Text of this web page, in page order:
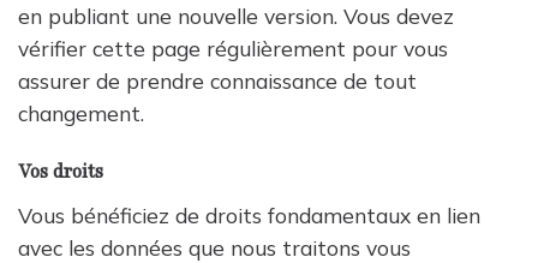
en publiant une nouvelle version. Vous devez
vérifier cette page régulièrement pour vous
assurer de prendre connaissance de tout
changement.
Vos droits
Vous bénéficiez de droits fondamentaux en lien
avec les données que nous traitons vous